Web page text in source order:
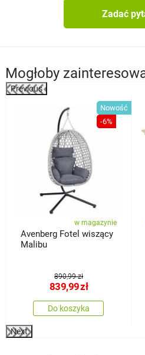
Zadać
Mogłoby
Previous
Nowość
-6%
w magazynie
Avenberg Fotel wiszący
Malibu
890,99 zł
839,99zł
Do koszyka
Next